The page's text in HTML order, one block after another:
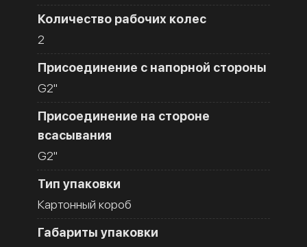
Количество рабочих колес
2
Присоединение с напорной стороны
G2''
Присоединение на стороне
всасывания
G2''
Тип упаковки
Картонный короб
Габариты упаковки